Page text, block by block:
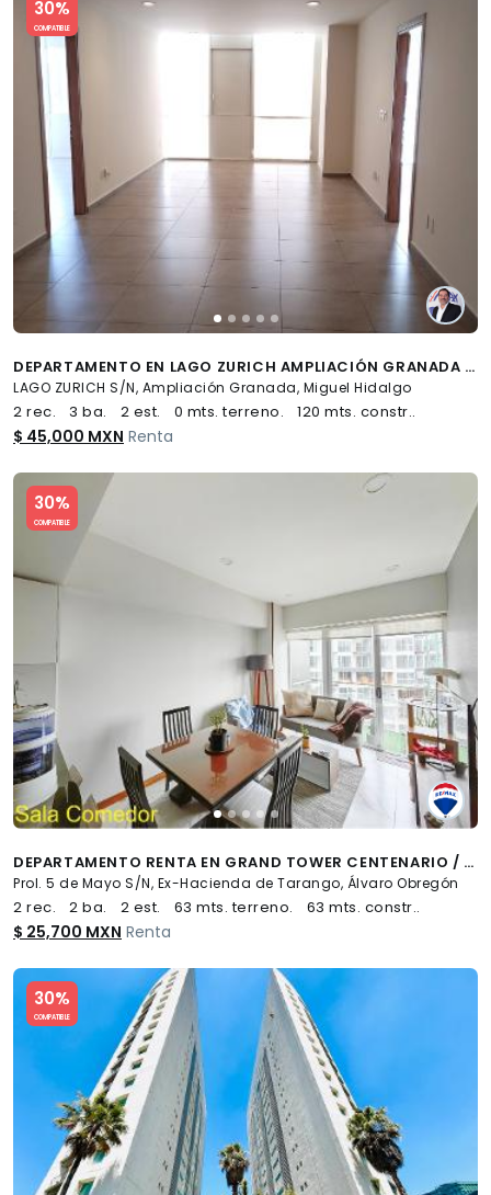
30%
COMPATIBLE
DEPARTAMENTO EN LAGO ZURICH AMPLIACIÓN GRANADA MIGUEL HIDALGO CDMX - (34)
LAGO ZURICH S/N, Ampliación Granada, Miguel Hidalgo
2 rec. 3 ba. 2 est. 0 mts. terreno. 120 mts. constr..
$ 45,000 MXN Renta
30%
COMPATIBLE
Slide 1 of 5
DEPARTAMENTO RENTA EN GRAND TOWER CENTENARIO / 63M2 CON BALCÓN - (34)
Prol. 5 de Mayo S/N, Ex-Hacienda de Tarango, Álvaro Obregón
2 rec. 2 ba. 2 est. 63 mts. terreno. 63 mts. constr..
$ 25,700 MXN Renta
30%
COMPATIBLE
Slide 1 of 5